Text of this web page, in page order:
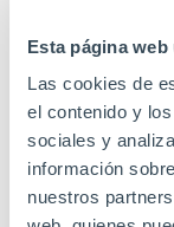
Esta página
Las cookies de
el contenido y
sociales y
información
nuestros